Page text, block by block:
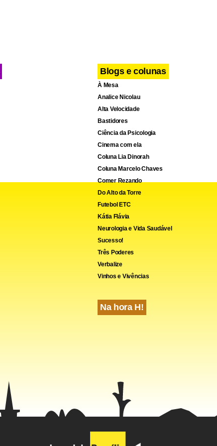
Blogs e colunas
À Mesa
Analice Nicolau
Alta Velocidade
Bastidores
Ciência da Psicologia
Cinema com ela
Coluna Lia Dinorah
Coluna Marcelo Chaves
Comer Rezando
Do Alto da Torre
Futebol ETC
Kátia Flávia
Neurologia e Vida Saudável
Sucesso!
Três Poderes
Verbalize
Vinhos e Vivências
Na hora H!